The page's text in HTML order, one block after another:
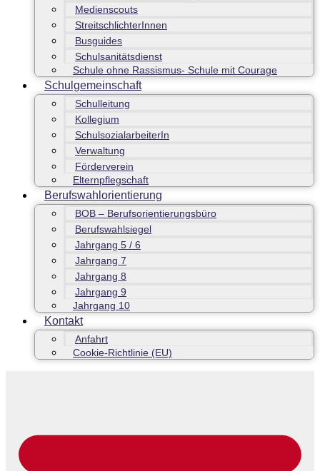
Medienscouts
StreitschlichterInnen
Busguides
Schulsanitätsdienst
Schule ohne Rassismus- Schule mit Courage
Schulgemeinschaft
Schulleitung
Kollegium
SchulsozialarbeiterIn
Verwaltung
Förderverein
Elternpflegschaft
Berufswahlorientierung
BOB – Berufsorientierungsbüro
Berufswahlsiegel
Jahrgang 5 / 6
Jahrgang 7
Jahrgang 8
Jahrgang 9
Jahrgang 10
Kontakt
Anfahrt
Cookie-Richtlinie (EU)